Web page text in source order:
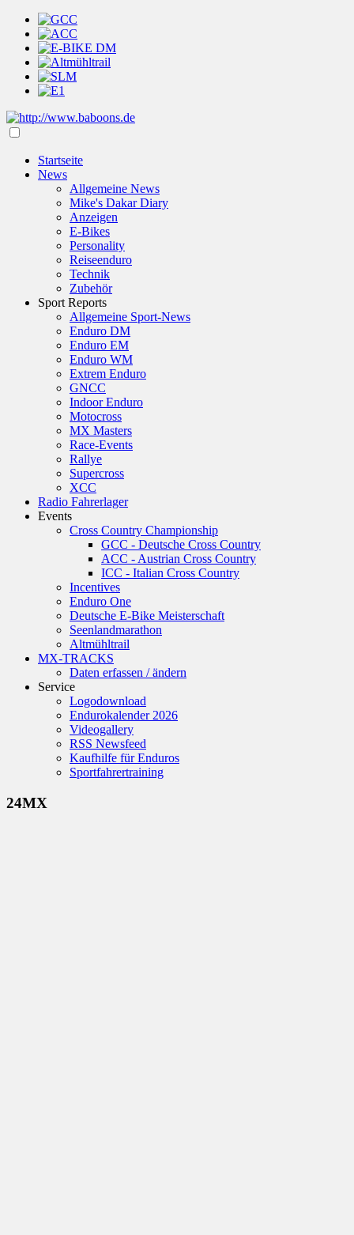
Startseite
News
Allgemeine News
Mike's Dakar Diary
Anzeigen
E-Bikes
Personality
Reiseenduro
Technik
Zubehör
Sport Reports
Allgemeine Sport-News
Enduro DM
Enduro EM
Enduro WM
Extrem Enduro
GNCC
Indoor Enduro
Motocross
MX Masters
Race-Events
Rallye
Supercross
XCC
Radio Fahrerlager
Events
Cross Country Championship
GCC - Deutsche Cross Country
ACC - Austrian Cross Country
ICC - Italian Cross Country
Incentives
Enduro One
Deutsche E-Bike Meisterschaft
Seenlandmarathon
Altmühltrail
MX-TRACKS
Daten erfassen / ändern
Service
Logodownload
Endurokalender 2026
Videogallery
RSS Newsfeed
Kaufhilfe für Enduros
Sportfahrertraining
24MX